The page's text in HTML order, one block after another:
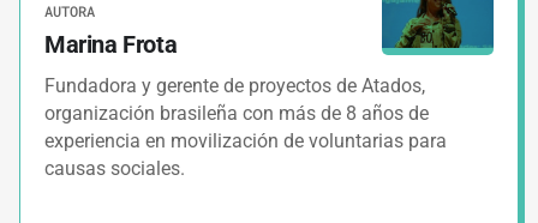
3. HERRAMIENTAS
Modelo de Mapeo de Red
4. HERRAMIENTAS 1 MINUTO
Modelo de email para voluntarias
AUTORA
Marina Frota
Fundadora y gerente de proyectos de Atados,
organización brasileña con más de 8 años de
experiencia en movilización de voluntarias para
causas sociales.